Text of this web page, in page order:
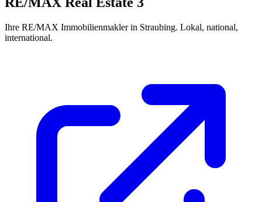
Ihre RE/MAX Immobilienmakler in Straubing. Lokal, national,
international.